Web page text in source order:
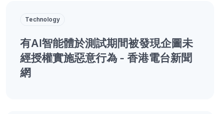
Technology
有AI智能體於測試期間被發現企圖未
經授權實施惡意行為 - 香港電台新聞
網